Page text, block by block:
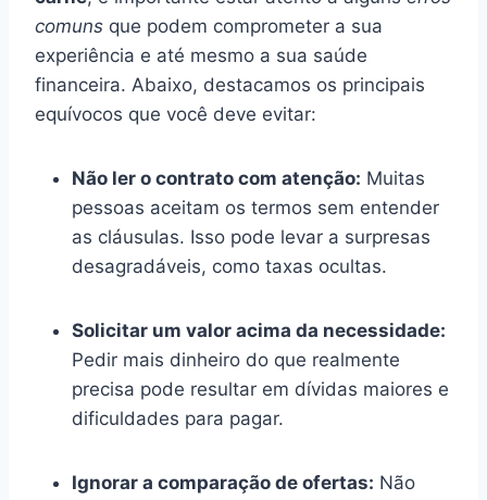
comuns que podem comprometer a sua
experiência e até mesmo a sua saúde
financeira. Abaixo, destacamos os principais
equívocos que você deve evitar:
Não ler o contrato com atenção: Muitas
pessoas aceitam os termos sem entender
as cláusulas. Isso pode levar a surpresas
desagradáveis, como taxas ocultas.
Solicitar um valor acima da necessidade:
Pedir mais dinheiro do que realmente
precisa pode resultar em dívidas maiores e
dificuldades para pagar.
Ignorar a comparação de ofertas: Não